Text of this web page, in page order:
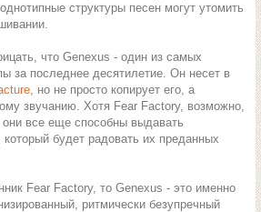
структуры песен могут утомить
что Genexus - один из самых
за последнее десятилетие. Он несет в
, но не просто копирует его, а
звучанию. Хотя Fear Factory, возможно,
все еще способны выдавать
будет радовать их преданных
Fear Factory, то Genexus - это именно
ритмически безупречный